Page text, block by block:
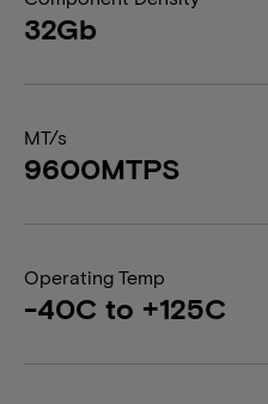
32Gb
MT/s
9600MTPS
Operating Temp
-40C to +125C